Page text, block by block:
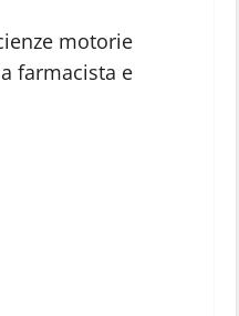
motorie
farmacista e